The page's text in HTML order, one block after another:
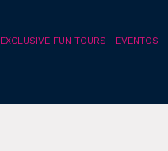
EXCLUSIVE FUN TOURS EVENTOS